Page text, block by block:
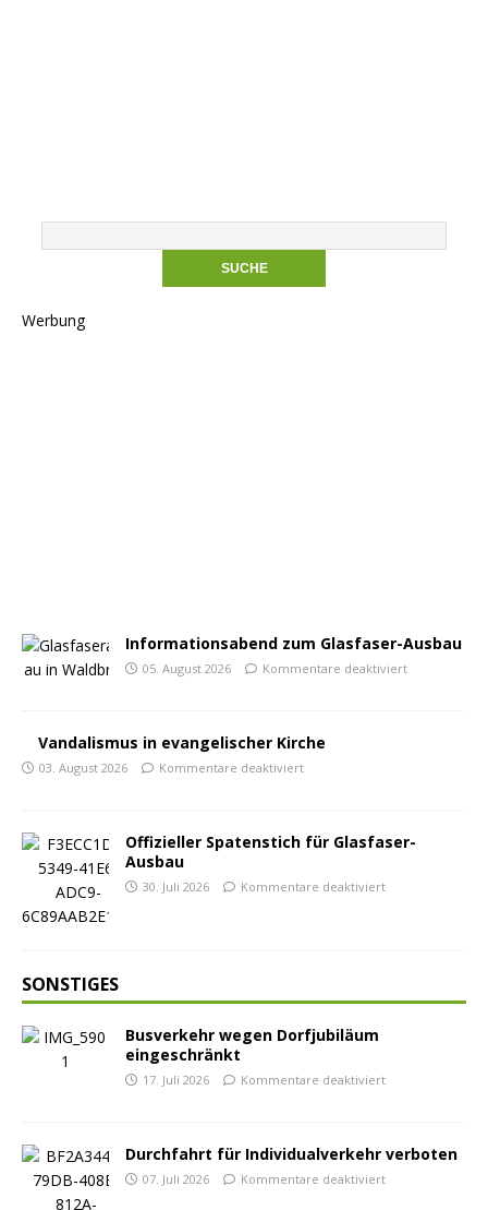
Werbung
Informationsabend zum Glasfaser-Ausbau
05. August 2026 Kommentare deaktiviert
Vandalismus in evangelischer Kirche
03. August 2026 Kommentare deaktiviert
Offizieller Spatenstich für Glasfaser-
Ausbau
30. Juli 2026 Kommentare deaktiviert
SONSTIGES
Busverkehr wegen Dorfjubiläum
eingeschränkt
17. Juli 2026 Kommentare deaktiviert
Durchfahrt für Individualverkehr verboten
07. Juli 2026 Kommentare deaktiviert